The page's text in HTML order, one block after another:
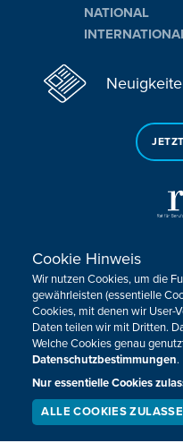
NATIONAL
Sie haben noch
Impressum
Cookie-
Design, Konzept &
Cookie Hinweis
Wir nutzen Cookies, um die
gewährleisten (essentielle
Cookies, mit denen wir User-
Daten teilen wir mit Dritten.
Welche Cookies genau
Datenschutzbestimmungen.
Nur essentielle Cookies
ALLE COOKIES